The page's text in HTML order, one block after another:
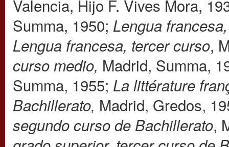
Valencia, Hijo F. Vives Mora,
Summa, 1950; Lengua
Lengua francesa, tercer curso,
curso medio, Madrid, Summa,
Summa, 1955; La littérature
Bachillerato, Madrid, Gredos,
segundo curso de Bachillerato,